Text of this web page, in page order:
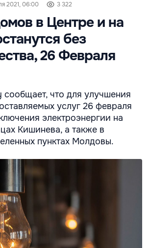
2021, 06:00 3 322
в Центре и на
без
26 Февраля
сообщает, что для улучшения
услуг 26 февраля
электроэнергии на
Кишинева, а также в
пунктах Молдовы.